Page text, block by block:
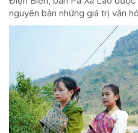
nguyên bản những giá trị văn